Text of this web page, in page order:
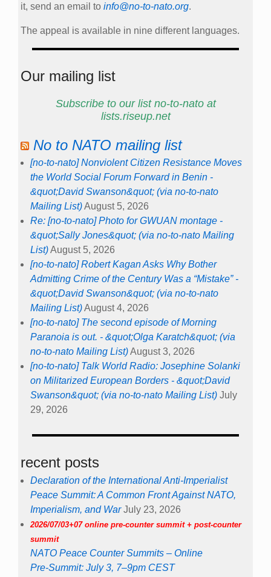
it, send an email to info@no-to-nato.org.
The appeal is available in nine different languages.
Our mailing list
Subscribe to our list no-to-nato at
lists.riseup.net
No to NATO mailing list
[no-to-nato] Nonviolent Citizen Resistance Moves
the World Social Forum Forward in Benin -
&quot;David Swanson&quot; (via no-to-nato
Mailing List)August 5, 2026
Re: [no-to-nato] Photo for GWUAN montage -
&quot;Sally Jones&quot; (via no-to-nato Mailing
List)August 5, 2026
[no-to-nato] Robert Kagan Asks Why Bother
Admitting Crime of the Century Was a “Mistake” -
&quot;David Swanson&quot; (via no-to-nato
Mailing List)August 4, 2026
[no-to-nato] The second episode of Morning
Paranoia is out. - &quot;Olga Karatch&quot; (via
no-to-nato Mailing List)August 3, 2026
[no-to-nato] Talk World Radio: Josephine Solanki
on Militarized European Borders - &quot;David
Swanson&quot; (via no-to-nato Mailing List) July
29, 2026
recent posts
Declaration of the International Anti-Imperialist
Peace Summit: A Common Front Against NATO,
Imperialism, and War July 23, 2026
2026/07/03+07 online pre-counter summit + post-counter
summit
NATO Peace Counter Summits – Online
Pre-Summit: July 3, 7–9pm CEST